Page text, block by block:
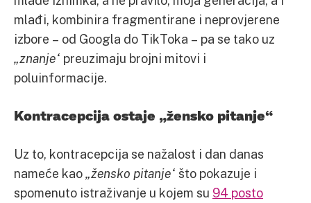
mlađi, kombinira fragmentirane i neprovjerene
izbore – od Googla do TikToka – pa se tako uz
„znanje“ preuzimaju brojni mitovi i
poluinformacije.
Kontracepcija ostaje „žensko pitanje“
Uz to, kontracepcija se nažalost i dan danas
nameće kao„žensko pitanje“ što pokazuje i
spomenuto istraživanje u kojem su 94 posto